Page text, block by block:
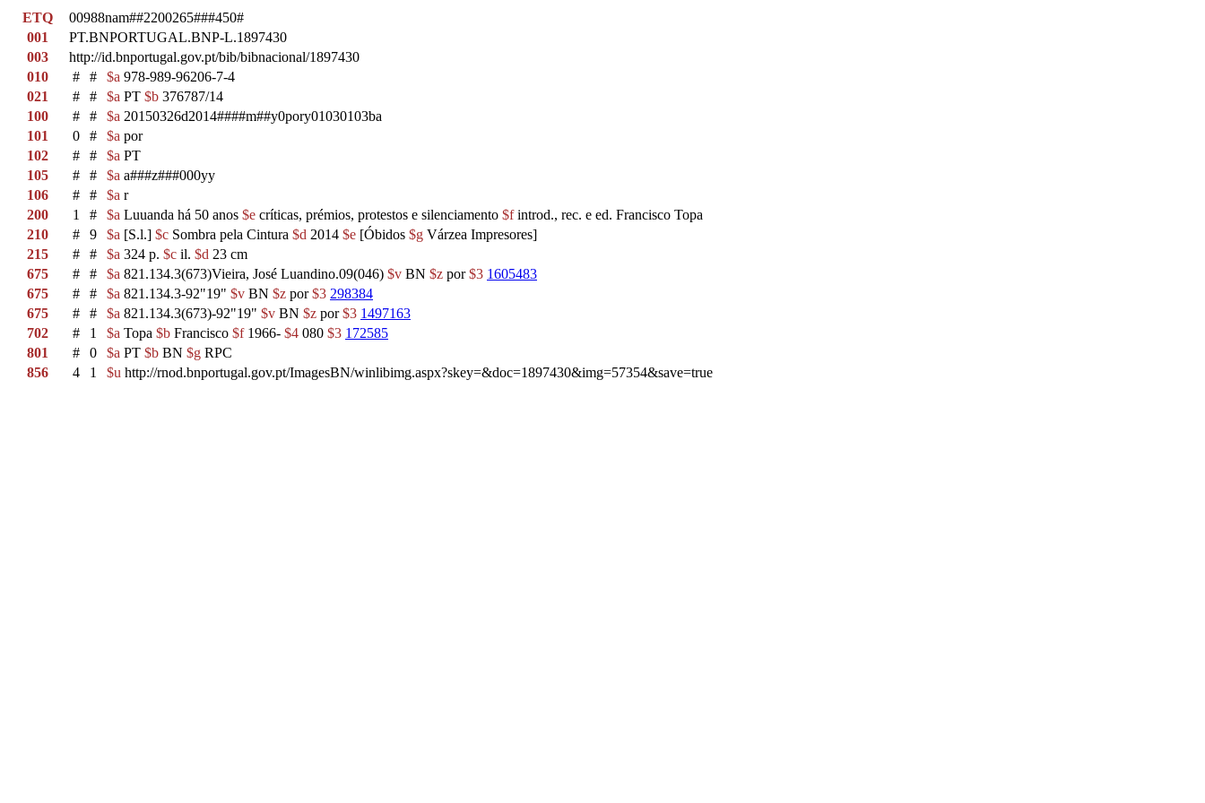
ETQ
00988nam##2200265###450#
001
PT.BNPORTUGAL.BNP-L.1897430
003
http://id.bnportugal.gov.pt/bib/bibnacional/1897430
010
# # $a 978-989-96206-7-4
021
# # $a PT $b 376787/14
100
# # $a 20150326d2014####m##y0pory01030103ba
101
0 # $a por
102
# # $a PT
105
# # $a a###z###000yy
106
# # $a r
200
1 # $a Luuanda há 50 anos $e críticas, prémios, protestos e silenciamento $fintrod., rec. e ed. Francisco Topa
210
# 9 $a [S.l.] $c Sombra pela Cintura $d 2014 $e [Óbidos $g Várzea Impresores]
215
# # $a 324 p. $c il. $d 23 cm
675
# # $a 821.134.3(673)Vieira, José Luandino.09(046) $v BN $z por$3 1605483
675
# # $a 821.134.3-92"19" $v BN $z por$3 298384
675
# # $a 821.134.3(673)-92"19" $v BN $z por$3 1497163
702
# 1 $a Topa $b Francisco $f1966- $4 080 $3 172585
801
# 0 $a PT $b BN $g RPC
856
4 1 $u http://rnod.bnportugal.gov.pt/ImagesBN/winlibimg.aspx?skey=&doc=1897430&img=57354&save=true